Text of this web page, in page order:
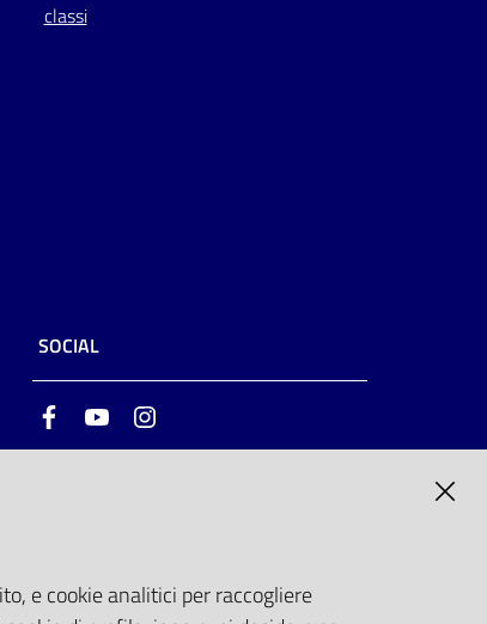
classi
SOCIAL
FacebookYoutube
e cookie analitici per raccogliere